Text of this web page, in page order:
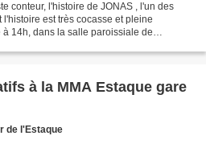
conteur, l'histoire de JONAS , l'un des
est très cocasse et pleine
14h, dans la salle paroissiale de
à la MMA Estaque gare
de l'Estaque